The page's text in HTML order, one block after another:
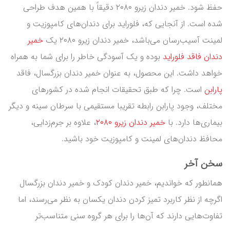
حفظ شود. خمیر دندان زیرو ۲۰۸۰ دقیقاً با همین هدف طراحی
شده است. از آنجایی که، فلوراید برای دندان‌های کامپوزیت و
لمینت آسیب‌رسان می‌باشد، خمیر دندان زیرو ۲۰۸۰ یک
خمیر
دندان فاقد فلوراید بوده و یک آسودگی خاطر را برای شما به همراه
خواهد داشت. این محصول، به عنوان خمیر دندان بزرگسال، فاقد
پارابن است. چرا که طبق تحقیقات انجام شده در کشورهای
مختلف، وجود پارابن رابطه تقریبا مستقیمی با سرطان سینه و دیگر
بیماری‌ها دارد. با خمیر دندان زیرو ۲۰۸۰
، علاوه بر جرم‌زدایی،
محافظ دندان‌های لمینت و کامپوزیت خود باشید.
سخن آخر
همانطور که خواندیم، خمیر دندان کودک و خمیر دندان بزرگسال
اگرچه از نظر کاربرد تمیز کردن دندان یکسان به نظر می‌رسند، اما
تفاوت‌هایی دارند که آن‌ها را برای هر گروه سنی متناسب‌تر